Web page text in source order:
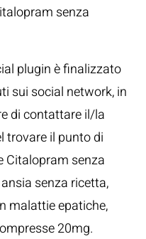
senza
plugin è finalizzato
sui social network, in
di contattare il/la
trovare il punto di
Citalopram senza
senza ricetta,
malattie epatiche,
20mg.